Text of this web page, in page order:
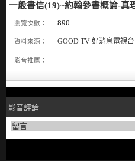
一般書信(19)~約翰參書概論-真
瀏覽次數： 890
資料來源： GOOD TV 好消息電視台
影音推薦：
影音評論